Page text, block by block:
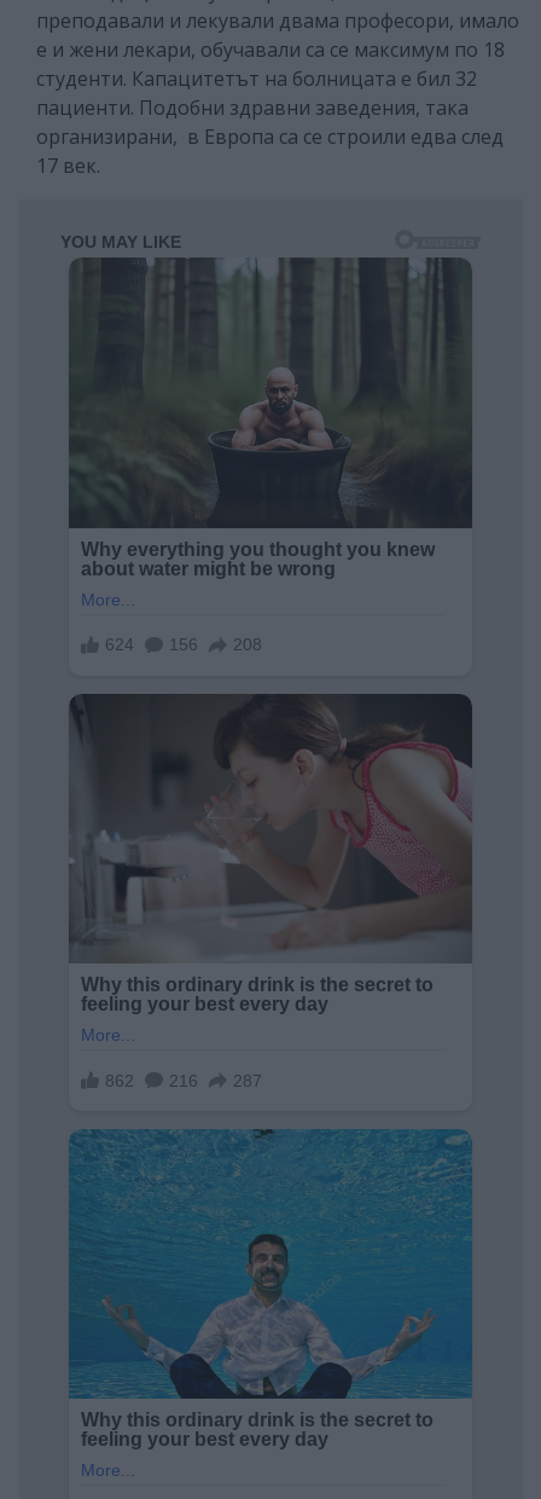
преподавали и лекували двама професори, имало
е и жени лекари, обучавали са се максимум по 18
студенти. Капацитетът на болницата е бил 32
пациенти. Подобни здравни заведения, така
организирани, в Европа са се строили едва след
17 век.